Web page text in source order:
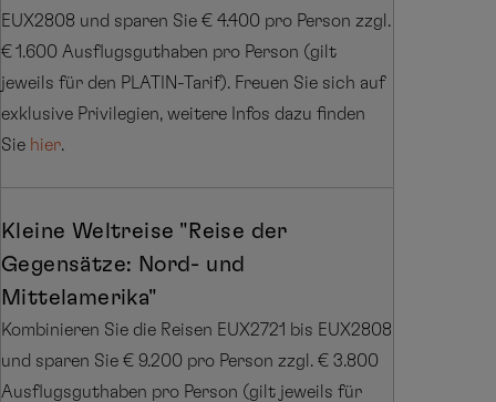
EUX2808 und sparen Sie € 4.400 pro Person zzgl.
€ 1.600 Ausflugsguthaben pro Person (gilt
jeweils für den PLATIN-Tarif). Freuen Sie sich auf
exklusive Privilegien, weitere Infos dazu finden
Sie hier.
Kleine Weltreise "Reise der
Gegensätze: Nord- und
Mittelamerika"
Kombinieren Sie die Reisen EUX2721 bis EUX2808
und sparen Sie € 9.200 pro Person zzgl. € 3.800
Ausflugsguthaben pro Person (gilt jeweils für